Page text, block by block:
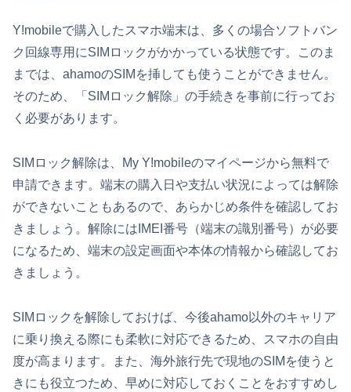
Y!mobileで購入したスマホ端末は、多くの場合ソフトバン
ク回線専用にSIMロックがかかっている状態です。このま
までは、ahamoのSIMを挿しても使うことができません。
そのため、「SIMロック解除」の手続きを事前に行ってお
く必要があります。
SIMロック解除は、My Y!mobileのマイページから無料で
申請できます。端末の購入日や支払い状況によっては解除
ができないこともあるので、あらかじめ条件を確認してお
きましょう。解除にはIMEI番号（端末の識別番号）が必要
になるため、端末の設定画面や本体の情報から確認してお
きましょう。
SIMロックを解除しておけば、今後ahamo以外のキャリア
に乗り換える際にも柔軟に対応できるため、スマホの自由
度が高まります。また、海外旅行先で現地のSIMを使うと
きにも役立つため、早めに対応しておくことをおすすめし